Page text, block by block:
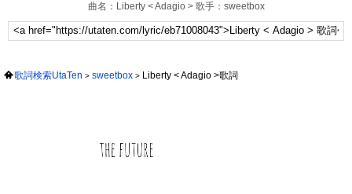
曲名：Liberty < Adagio > 歌手：sweetbox
歌詞検索UtaTen sweetbox Liberty < Adagio >歌詞